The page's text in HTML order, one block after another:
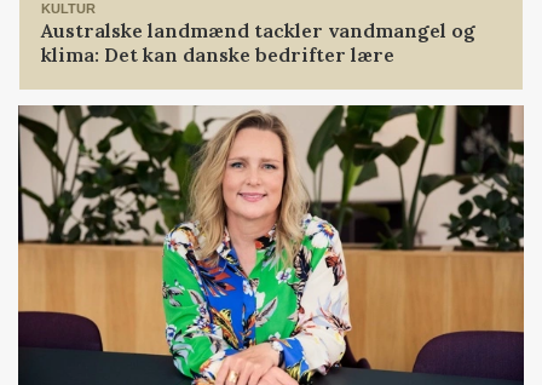
KULTUR
Australske landmænd tackler vandmangel og
klima: Det kan danske bedrifter lære